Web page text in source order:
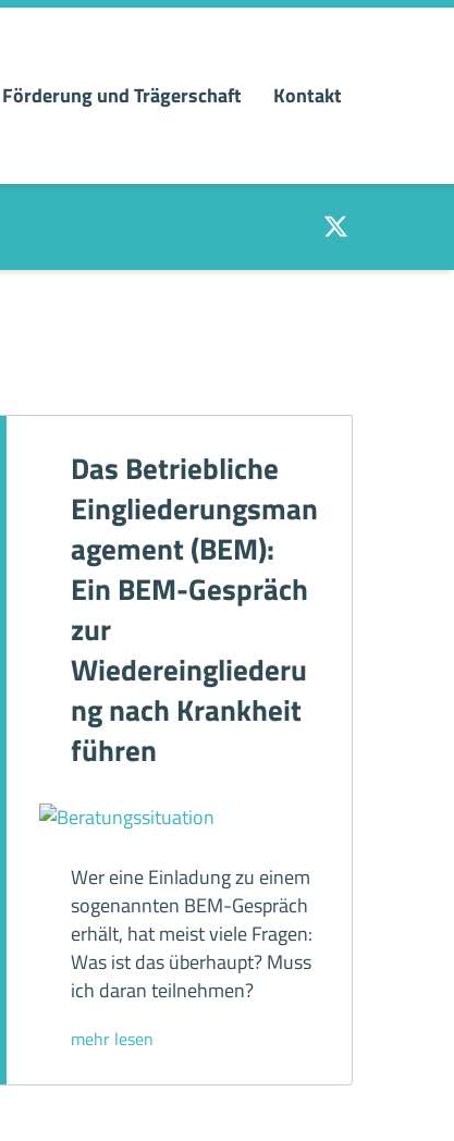
Förderung und Trägerschaft Kontakt
Twitter
Das Betriebliche
Eingliederungsman
agement (BEM):
Ein BEM-Gespräch
zur
Wiedereingliederu
ng nach Krankheit
führen
Wer eine Einladung zu einem
sogenannten BEM-Gespräch
erhält, hat meist viele Fragen:
Was ist das überhaupt? Muss
ich daran teilnehmen?